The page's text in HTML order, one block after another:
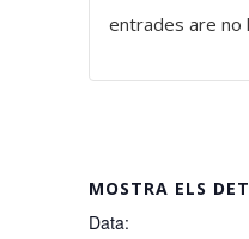
MOSTRA ELS
Data:
entrades are no